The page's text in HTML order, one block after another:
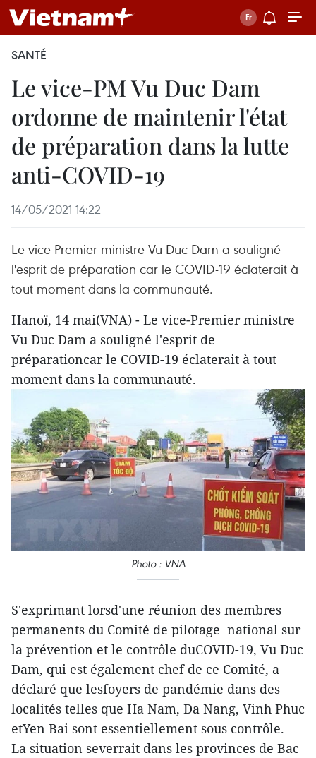
SANTÉ
Le vice-PM Vu Duc Dam
ordonne de maintenir l'état
de préparation dans la lutte
anti-COVID-19
14/05/2021 14:22
Le vice-Premier ministre Vu Duc Dam a souligné
l'esprit de préparation car le COVID-19 éclaterait à
tout moment dans la communauté.
Hanoï, 14 mai(VNA) - Le vice-Premier ministre
Vu Duc Dam a souligné l'esprit de
préparationcar le COVID-19 éclaterait à tout
moment dans la communauté.
Photo : VNA
S'exprimant lorsd'une réunion des membres
permanents du Comité de pilotage national sur
la prévention et le contrôle duCOVID-19, Vu Duc
Dam, qui est également chef de ce Comité, a
déclaré que lesfoyers de pandémie dans des
localités telles que Ha Nam, Da Nang, Vinh Phuc
etYen Bai sont essentiellement sous contrôle.
La situation severrait dans les provinces de Bac